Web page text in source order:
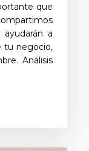
que
a
tu negocio,
Análisis